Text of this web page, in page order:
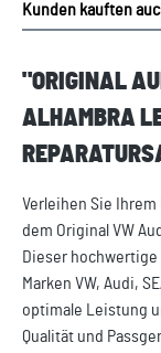
Kunden kauften
"ORIGINAL
ALHAMBRA
Verleihen Sie
dem Original VW
Dieser
Marken VW, Audi,
optimale Leistung
Qualität und